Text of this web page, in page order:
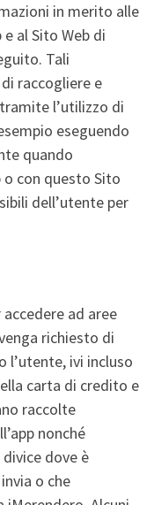
in merito alle
al Sito Web di
Tali
raccogliere e
l’utilizzo di
eseguendo
quando
o con questo Sito
dell’utente per
accedere ad aree
richiesto di
l’utente, ivi incluso
carta di credito e
raccolte
nonché
dove è
o che